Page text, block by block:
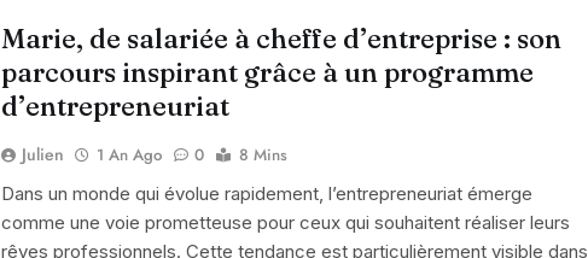
Marie, de salariée à cheffe d’entreprise : son
parcours inspirant grâce à un programme
d’entrepreneuriat
Julien 1 An Ago 0
8 Mins
Dans un monde qui évolue rapidement, l’entrepreneuriat émerge
comme une voie prometteuse pour ceux qui souhaitent réaliser leurs
rêves professionnels. Cette tendance est particulièrement visible dans